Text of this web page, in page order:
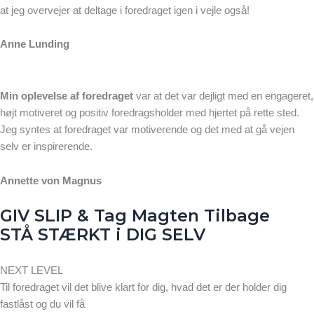
at jeg overvejer at deltage i foredraget igen i vejle også!
Anne Lunding
Min oplevelse af foredraget var at det var dejligt med en engageret,
højt motiveret og positiv foredragsholder med hjertet på rette sted.
Jeg syntes at foredraget var motiverende og det med at gå vejen
selv er inspirerende.
Annette von Magnus
GIV SLIP & Tag Magten Tilbage
STÅ STÆRKT i DIG SELV
NEXT LEVEL
Til foredraget vil det blive klart for dig, hvad det er der holder dig
fastlåst og du vil få